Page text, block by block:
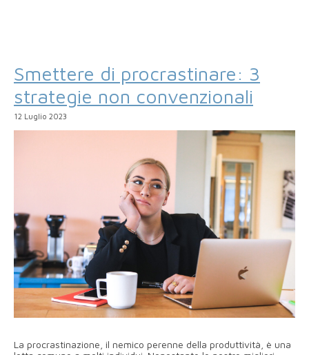
Smettere di procrastinare: 3
strategie non convenzionali
12 Luglio 2023
La procrastinazione, il nemico perenne della produttività, è una